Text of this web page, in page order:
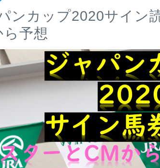
ンカップ2020サイン
ら予想